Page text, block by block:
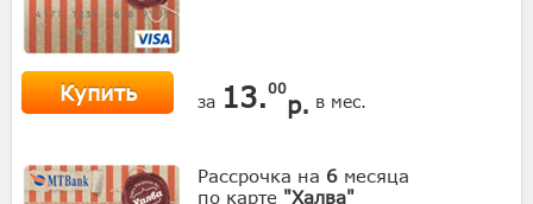
Купить за 13.00
р. в мес.
Рассрочка на 6 месяца
по карте "Халва"